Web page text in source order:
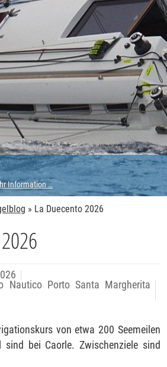
Information …
» La Duecento 2026
Nautico Porto Santa Margherita
von etwa 200 Seemeilen
sind bei Caorle. Zwischenziele sind